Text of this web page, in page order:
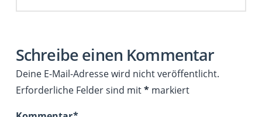
Schreibe einen Kommentar
Deine E-Mail-Adresse wird nicht veröffentlicht.
Erforderliche Felder sind mit*markiert